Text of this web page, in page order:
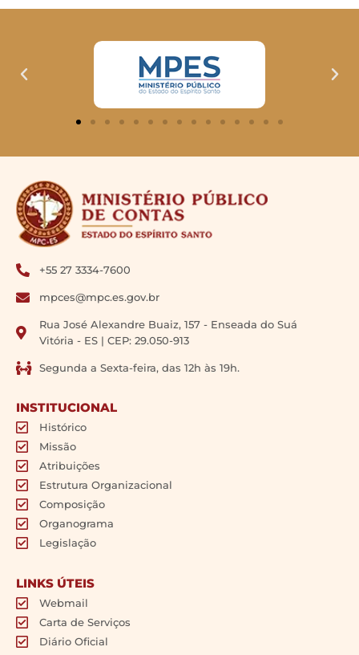
+55 27 3334-7600
mpces@mpc.es.gov.br
Rua José Alexandre Buaiz, 157 - Enseada do Suá
Vitória - ES | CEP: 29.050-913
Segunda a Sexta-feira, das 12h às 19h.
INSTITUCIONAL
Histórico
Missão
Atribuições
Estrutura Organizacional
Composição
Organograma
Legislação
LINKS ÚTEIS
Webmail
Carta de Serviços
Diário Oficial